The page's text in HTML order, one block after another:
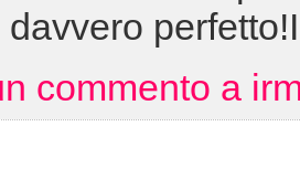
commento a